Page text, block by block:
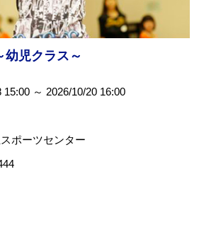
児クラス～
15:00 ～ 2026/10/20 16:00
ポーツセンター